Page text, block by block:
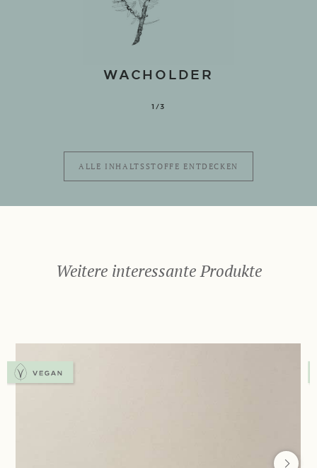
WACHOLDER
1/3
ALLE INHALTSSTOFFE ENTDECKEN
Weitere interessante Produkte